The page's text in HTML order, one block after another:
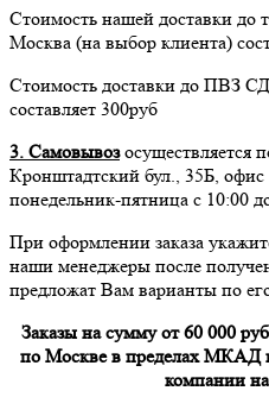
Стоимость нашей доставки до
Москва (на выбор клиента)
Стоимость доставки до ПВЗ
составляет 300руб
3. Самовывозосуществляется
Кронштадтский бул., 35Б,
понедельник-пятница с 10:00
При оформлении заказа
наши менеджеры после
предложат Вам варианты по
Заказы на сумму от 60 000
по Москве в пределах МКАД
компании